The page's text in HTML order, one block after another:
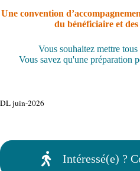
Une convention
du bénéficiaire et
Vous souhaitez mettre
Vous savez qu'une préparation
DL juin-2026
Intéressé(e) ?